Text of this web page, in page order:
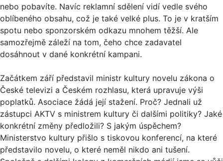
nebo pobavíte. Navíc reklamní sdělení vidí vedle svého
oblíbeného obsahu, což je také velké plus. To je v kratším
spotu nebo sponzorském odkazu mnohem těžší. Ale
samozřejmě záleží na tom, čeho chce zadavatel
dosáhnout v dané konkrétní kampani.
Začátkem září představil ministr kultury novelu zákona o
České televizi a Českém rozhlasu, která upravuje výši
poplatků. Asociace žádá její stažení. Proč? Jednali už
zástupci AKTV s ministrem kultury či dalšími politiky? Jaké
konkrétní změny předložili? S jakým úspěchem?
Ministerstvo kultury přišlo s tiskovou konferencí, na které
představilo novelu, o které neměl nikdo ani tušení.